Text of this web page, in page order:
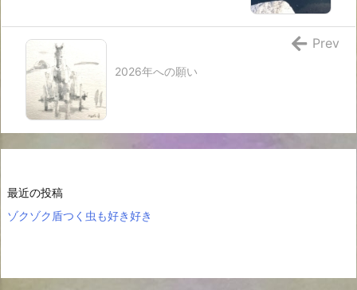
2026年への願い
Prev
最近の投稿
ゾクゾク盾つく虫も好き好き